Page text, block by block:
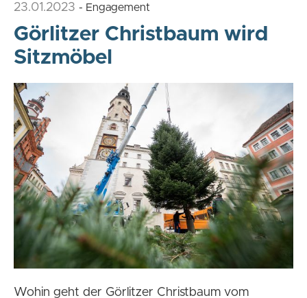
23.01.2023 - Engagement
Görlitzer Christbaum wird
Sitzmöbel
Wohin geht der Görlitzer Christbaum vom